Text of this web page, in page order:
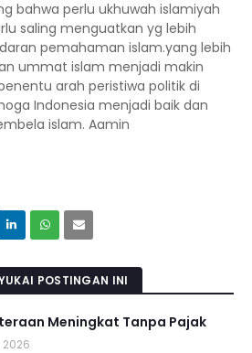
bahwa perlu ukhuwah islamiyah
saling menguatkan yg lebih
pemahaman islam.yang lebih
ummat islam menjadi makin
arah peristiwa politik di
Indonesia menjadi baik dan
islam. Aamin
POSTINGAN INI
Meningkat Tanpa Pajak
2026